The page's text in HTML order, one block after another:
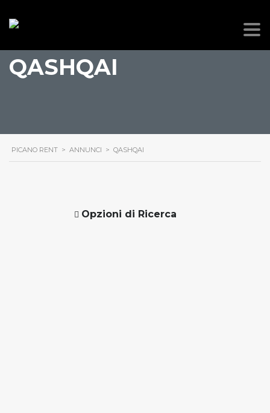
QASHQAI
PICANO RENT > ANNUNCI > QASHQAI
Opzioni di Ricerca